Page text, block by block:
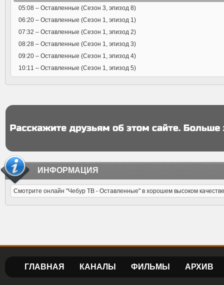
05:08 – Оставленные (Сезон 3, эпизод 8)
06:20 – Оставленные (Сезон 1, эпизод 1)
07:32 – Оставленные (Сезон 1, эпизод 2)
08:28 – Оставленные (Сезон 1, эпизод 3)
09:20 – Оставленные (Сезон 1, эпизод 4)
10:11 – Оставленные (Сезон 1, эпизод 5)
ИНФОРМАЦИЯ
Смотрите онлайн "Чебур ТВ - Оставленные" в хорошем высоком
ГЛАВНАЯ КАНАЛЫ ФИЛЬМЫ АРХИВ